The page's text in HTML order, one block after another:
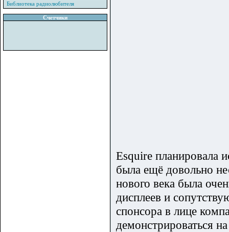
Библиотека радиолюбителя
Счетчики
Esquire планировала
была ещё довольно
нового века была
дисплеев и
спонсора в лице
демонстрироваться